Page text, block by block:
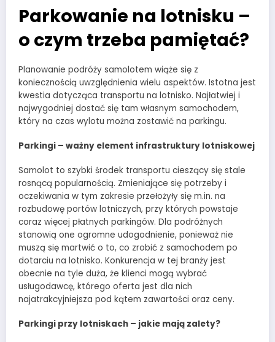
Parkowanie na lotnisku –
o czym trzeba pamiętać?
Planowanie podróży samolotem wiąże się z
koniecznością uwzględnienia wielu aspektów. Istotna jest
kwestia dotycząca transportu na lotnisko. Najłatwiej i
najwygodniej dostać się tam własnym samochodem,
który na czas wylotu można zostawić na parkingu.
Parkingi – ważny element infrastruktury lotniskowej
Samolot to szybki środek transportu cieszący się stale
rosnącą popularnością. Zmieniające się potrzeby i
oczekiwania w tym zakresie przełożyły się m.in. na
rozbudowę portów lotniczych, przy których powstaje
coraz więcej płatnych parkingów. Dla podróżnych
stanowią one ogromne udogodnienie, ponieważ nie
muszą się martwić o to, co zrobić z samochodem po
dotarciu na lotnisko. Konkurencja w tej branży jest
obecnie na tyle duża, że klienci mogą wybrać
usługodawcę, którego oferta jest dla nich
najatrakcyjniejsza pod kątem zawartości oraz ceny.
Parkingi przy lotniskach – jakie mają zalety?